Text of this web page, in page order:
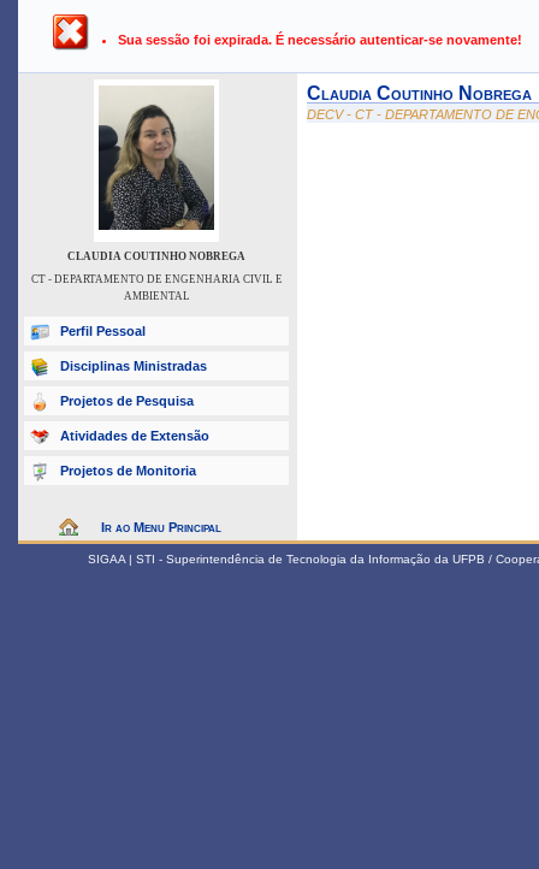
UFPB ›
Sua sessão foi expirada. É necessário autenticar-se novamente!
CLAUDIA COUTINHO NOBREGA
CT - DEPARTAMENTO DE ENGENHARIA CIVIL E
AMBIENTAL
Perfil Pessoal
Disciplinas Ministradas
Projetos de Pesquisa
Atividades de Extensão
Projetos de Monitoria
Ir ao Menu Principal
Claudia Coutinho Nobrega
DECV - CT - DEPARTAMENTO DE
SIGAA | STI - Superintendência de Tecnologia da Informação da UFPB /